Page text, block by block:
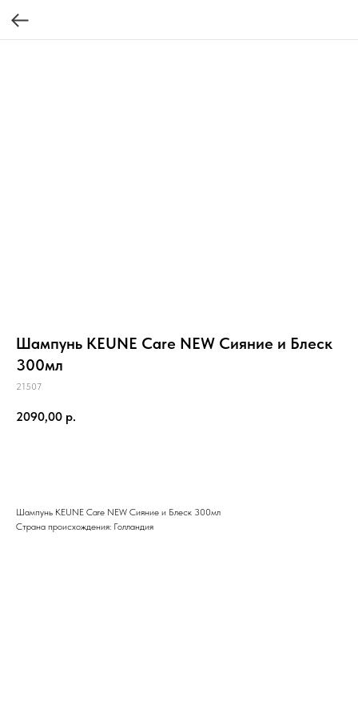
Шампунь KEUNE Care NEW Сияние и Блеск
300мл
21507
2090,00 р.
Шампунь KEUNE Care NEW Сияние и Блеск 300мл
Страна происхождения: Голландия